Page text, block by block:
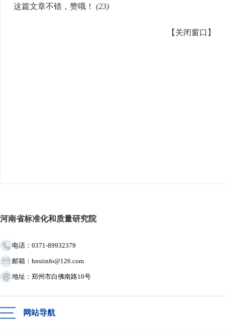
这篇文章不错，赞哦！ (23)
【关闭窗口】
河南省标准化和质量研究院
电话：0371-89932379
邮箱：hnsiinfo@126.com
地址：郑州市白佛南路10号
网站导航